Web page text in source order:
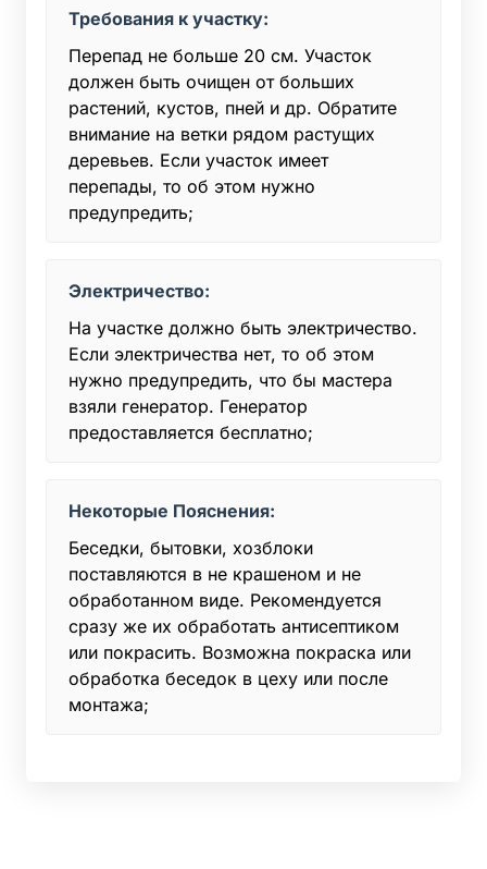
Требования к участку:
Перепад не больше 20 см. Участок
должен быть очищен от больших
растений, кустов, пней и др. Обратите
внимание на ветки рядом растущих
деревьев. Если участок имеет
перепады, то об этом нужно
предупредить;
Электричество:
На участке должно быть электричество.
Если электричества нет, то об этом
нужно предупредить, что бы мастера
взяли генератор. Генератор
предоставляется бесплатно;
Некоторые Пояснения:
Беседки, бытовки, хозблоки
поставляются в не крашеном и не
обработанном виде. Рекомендуется
сразу же их обработать антисептиком
или покрасить. Возможна покраска или
обработка беседок в цеху или после
монтажа;